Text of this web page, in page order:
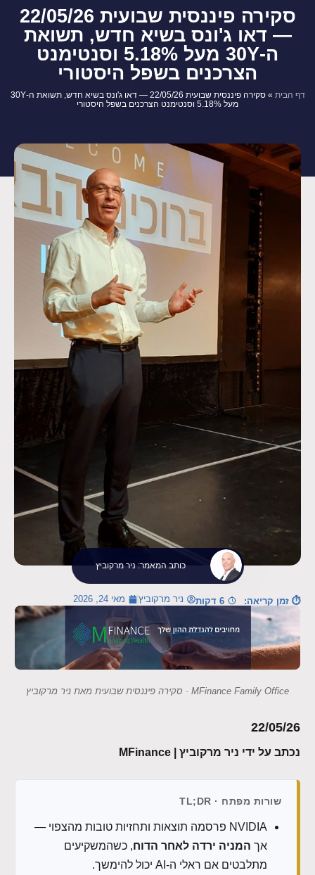
סקירה פיננסית שבועית 22/05/26
— דאו ג'ונס בשיא חדש, תשואת
ה-30Y מעל 5.18% וסנטימנט
הצרכנים בשפל היסטורי
דף הבית »
סקירה פיננסית שבועית 22/05/26 — דאו ג'ונס בשיא חדש, תשואת ה-30Y
מעל 5.18% וסנטימנט הצרכנים בשפל היסטורי
כותב המאמר: ניר מרקוביץ
⏱ זמן קריאה: ניר מרקוביץ מאי 24, 2026
MFinance Family Office · סקירה פיננסית שבועית מאת ניר מרקוביץ
22/05/26
נכתב על ידי ניר מרקוביץ | MFinance
שורות מפתח · TL;DR
NVIDIA פרסמה תוצאות ותחזיות טובות מהצפוי —
אך המניה ירדה לאחר הדוח, כשהמשקיעים
מתלבטים אם ראלי ה-AI יכול להימשך.